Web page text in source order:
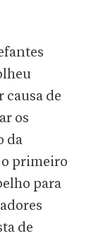
causa de
os
da
o primeiro
para
de